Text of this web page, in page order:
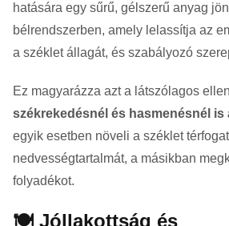
hatására egy sűrű, gélszerű anyag
bélrendszerben, amely lelassítja az
a széklet állagát, és szabályozó
Ez magyarázza azt a látszólagos
székrekedésnél és hasmenésnél is
egyik esetben növeli a széklet
nedvességtartalmát, a másikban
folyadékot.
🍽️ Jóllakottság és